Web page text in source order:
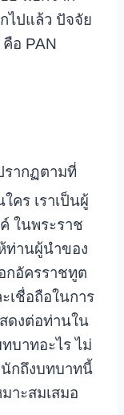
ไปแล้ว ปัจจัย
อ PAN
รากฏตามที่
ใคร เราเป็นผู้
ในพระราช
ท่านผู้นำของ
กอัครราชทูต
เชื่อถือในการ
ดงต่อท่านใน
บาทอะไร ไม่
นักถึงบทบาทนี้
าะสมเสมอ